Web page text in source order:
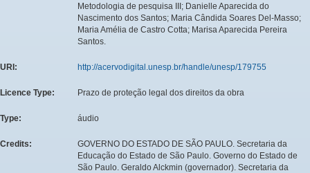
Metodologia de pesquisa III; Danielle Aparecida do
Nascimento dos Santos; Maria Cândida Soares Del-Masso;
Maria Amélia de Castro Cotta; Marisa Aparecida Pereira
Santos.
URI: http://acervodigital.unesp.br/handle/unesp/179755
Licence Type: Prazo de proteção legal dos direitos da obra
Type: áudio
Credits:
GOVERNO DO ESTADO DE SÃO PAULO. Secretaria da
Educação do Estado de São Paulo. Governo do Estado de
São Paulo. Geraldo Alckmin (governador). Secretaria da